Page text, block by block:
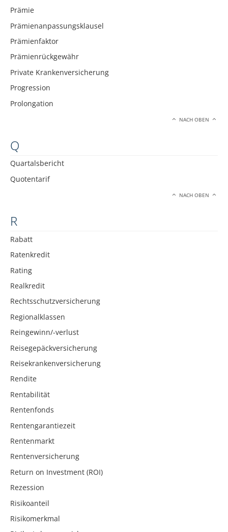
Prämie
Prämienanpassungsklausel
Prämienfaktor
Prämienrückgewähr
Private Krankenversicherung
Progression
Prolongation
NACH OBEN
Q
Quartalsbericht
Quotentarif
NACH OBEN
R
Rabatt
Ratenkredit
Rating
Realkredit
Rechtsschutzversicherung
Regionalklassen
Reingewinn/-verlust
Reisegepäckversicherung
Reisekrankenversicherung
Rendite
Rentabilität
Rentenfonds
Rentengarantiezeit
Rentenmarkt
Rentenversicherung
Return on Investment (ROI)
Rezession
Risikoanteil
Risikomerkmal